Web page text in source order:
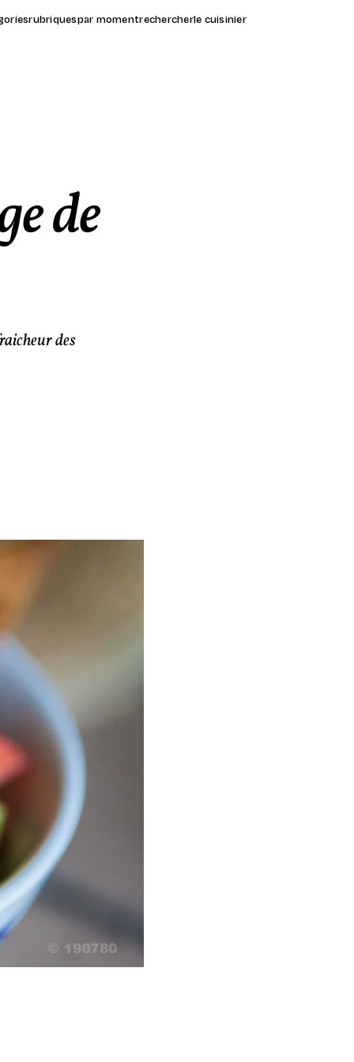
rubriquespar momentrechercherle cuisinier
de
des